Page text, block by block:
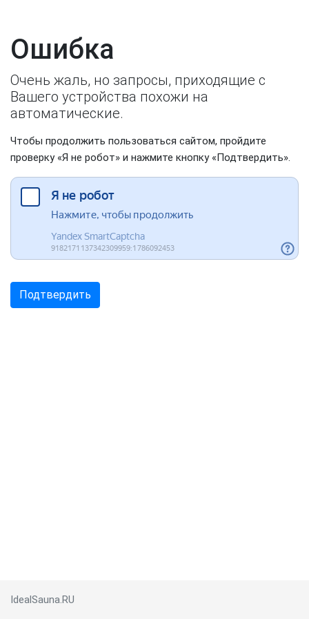
Ошибка
Очень жаль, но запросы, приходящие с
Вашего устройства похожи на
автоматические.
Чтобы продолжить пользоваться сайтом, пройдите
проверку «Я не робот» и нажмите кнопку «Подтвердить».
IdealSauna.RU